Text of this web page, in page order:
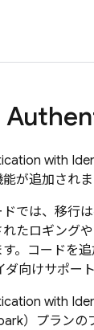
with
が追加されま
では、移行
たロギング
。コードを
向けサポート
with
）プラン